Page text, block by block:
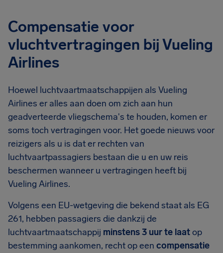
Compensatie voor
vluchtvertragingen bij Vueling
Airlines
Hoewel luchtvaartmaatschappijen als Vueling
Airlines er alles aan doen om zich aan hun
geadverteerde vliegschema's te houden, komen er
soms toch vertragingen voor. Het goede nieuws voor
reizigers als u is dat er rechten van
luchtvaartpassagiers bestaan die u en uw reis
beschermen wanneer u vertragingen heeft bij
Vueling Airlines.
Volgens een EU-wetgeving die bekend staat als EG
261, hebben passagiers die dankzij de
luchtvaartmaatschappij minstens 3 uur te laatop
bestemming aankomen, recht op een compensatie